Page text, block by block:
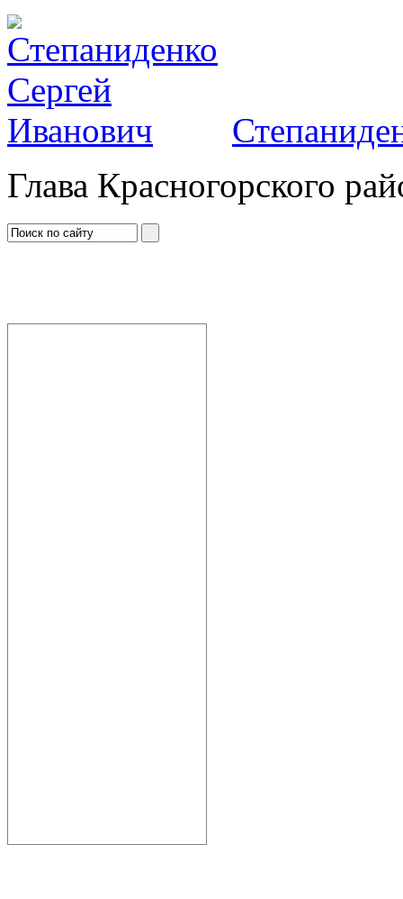
Глава Красногорского